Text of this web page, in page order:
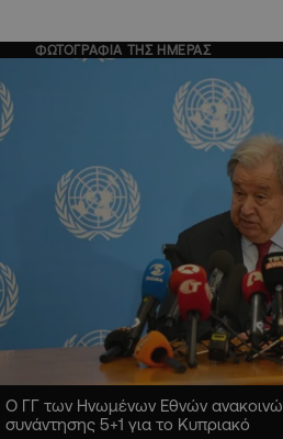
ΦΩΤΟΓΡΑΦΙΑ ΤΗΣ ΗΜΕΡΑΣ
Ο ΓΓ των Ηνωμένων Εθνών
συνάντησης 5+1 για το Κυπριακό